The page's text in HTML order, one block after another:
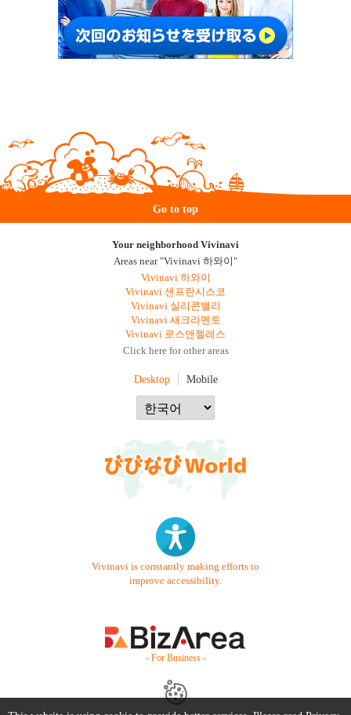
Go to top
Your neighborhood Vivinavi
Areas near "Vivinavi 하와이"
Vivinavi 하와이
Vivinavi 샌프란시스코
Vivinavi 실리콘밸리
Vivinavi 새크라멘토
Vivinavi 로스앤젤레스
Click here for other areas
Desktop Mobile
Vivinavi is constantly making efforts to
improve accessibility.
- For Business -